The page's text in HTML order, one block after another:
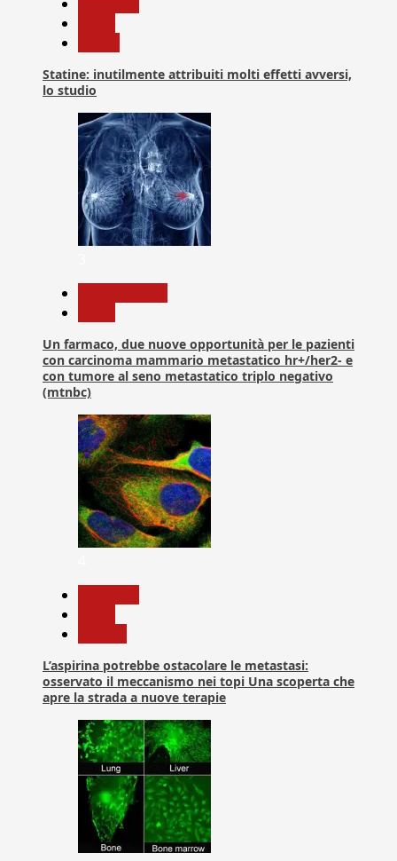
Statine: inutilmente attribuiti molti effetti avversi,
lo studio
Un farmaco, due nuove opportunità per le pazienti
con carcinoma mammario metastatico hr+/her2- e
con tumore al seno metastatico triplo negativo
(mtnbc)
L’aspirina potrebbe ostacolare le metastasi:
osservato il meccanismo nei topi Una scoperta che
apre la strada a nuove terapie